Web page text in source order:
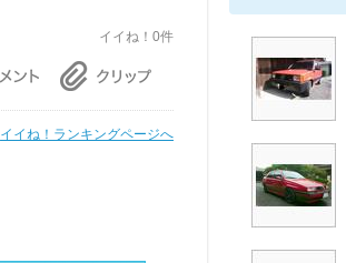
イイね！0件
イイね！ランキングページへ